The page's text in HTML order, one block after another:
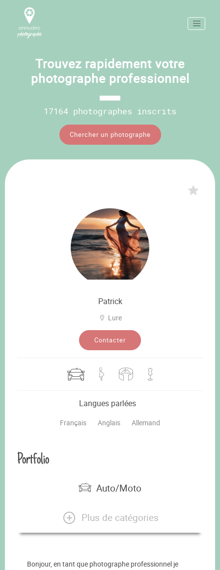
Trouvez rapidement votre
photographe professionnel
17164 photographes inscrits
Chercher un photographe
Patrick
Lure
Contacter
Langues parlées
Français Anglais Allemand
Portfolio
Auto/Moto
Plus de catégories
Bonjour, en tant que photographe professionnel je